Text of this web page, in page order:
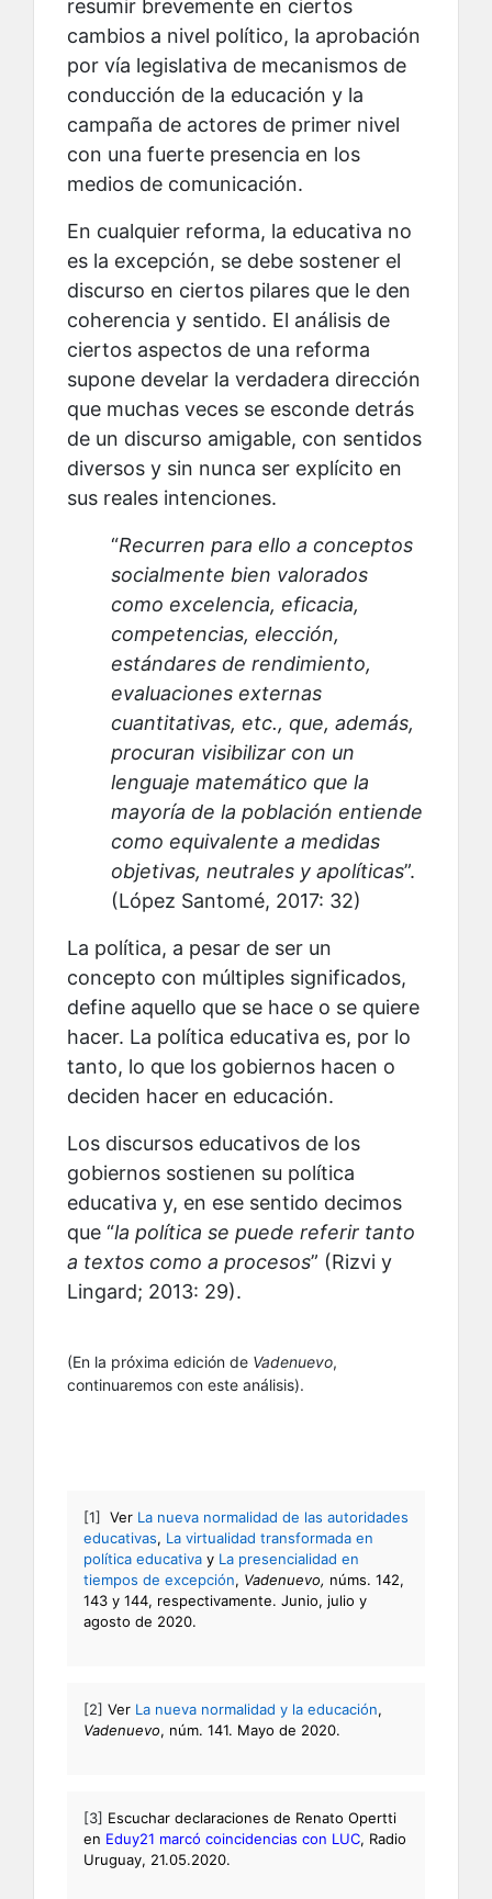
resumir brevemente en ciertos
cambios a nivel político, la aprobación
por vía legislativa de mecanismos de
conducción de la educación y la
campaña de actores de primer nivel
con una fuerte presencia en los
medios de comunicación.
En cualquier reforma, la educativa no
es la excepción, se debe sostener el
discurso en ciertos pilares que le den
coherencia y sentido. El análisis de
ciertos aspectos de una reforma
supone develar la verdadera dirección
que muchas veces se esconde detrás
de un discurso amigable, con sentidos
diversos y sin nunca ser explícito en
sus reales intenciones.
“Recurren para ello a conceptos
socialmente bien valorados
como excelencia, eficacia,
competencias, elección,
estándares de rendimiento,
evaluaciones externas
cuantitativas, etc., que, además,
procuran visibilizar con un
lenguaje matemático que la
mayoría de la población entiende
como equivalente a medidas
objetivas, neutrales y apolíticas”.
(López Santomé, 2017: 32)
La política, a pesar de ser un
concepto con múltiples significados,
define aquello que se hace o se quiere
hacer. La política educativa es, por lo
tanto, lo que los gobiernos hacen o
deciden hacer en educación.
Los discursos educativos de los
gobiernos sostienen su política
educativa y, en ese sentido decimos
que “la política se puede referir tanto
a textos como a procesos” (Rizvi y
Lingard; 2013: 29).
(En la próxima edición de Vadenuevo,
continuaremos con este análisis).
[1] Ver La nueva normalidad de las autoridades
educativas, La virtualidad transformada en
política educativa y La presencialidad en
tiempos de excepción, Vadenuevo, núms. 142,
143 y 144, respectivamente. Junio, julio y
agosto de 2020.
[2] Ver La nueva normalidad y la educación,
Vadenuevo, núm. 141. Mayo de 2020.
[3] Escuchar declaraciones de Renato Opertti
en Eduy21 marcó coincidencias con LUC, Radio
Uruguay, 21.05.2020.